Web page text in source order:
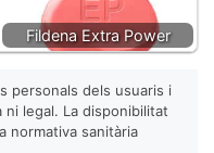
Fildena Extra Power
personals dels usuaris i
legal. La disponibilitat
normativa sanitària